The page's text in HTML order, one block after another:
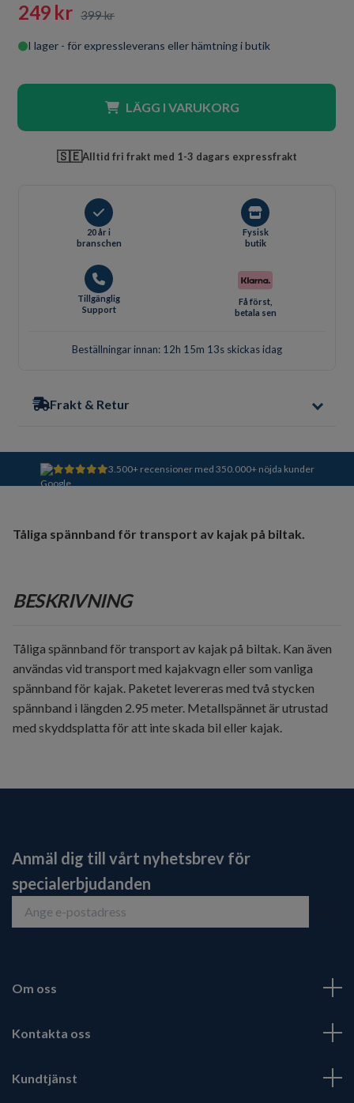
249 kr 399 kr
I lager - för expressleverans eller hämtning i butik
LÄGG I VARUKORG
🇸🇪Alltid fri frakt med 1-3 dagars expressfrakt
20 år i
branschen
Fysisk
butik
Tillgänglig
Support
Få först,
betala sen
Beställningar innan: 12h 15m 13s skickas idag
Frakt & Retur
3.500+ recensioner med 350.000+ nöjda kunder
Tåliga spännband för transport av kajak på biltak.
BESKRIVNING
Tåliga spännband för transport av kajak på biltak. Kan även
användas vid transport med kajakvagn eller som vanliga
spännband för kajak. Paketet levereras med två stycken
spännband i längden 2.95 meter. Metallspännet är utrustad
med skyddsplatta för att inte skada bil eller kajak.
Anmäl dig till vårt nyhetsbrev för
specialerbjudanden
Om oss
Kontakta oss
Kundtjänst